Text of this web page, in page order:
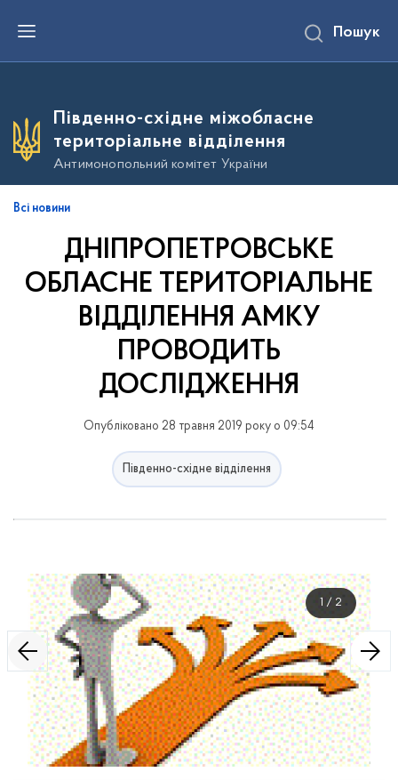
е
о
о
в
Пошук
Південно-східне міжобласне
територіальне відділення
Антимонопольний комітет України
Всі новини
ДНІПРОПЕТРОВСЬКЕ
ОБЛАСНЕ ТЕРИТОРІАЛЬНЕ
ВІДДІЛЕННЯ АМКУ
ПРОВОДИТЬ
ДОСЛІДЖЕННЯ
Опубліковано 28 травня 2019 року о 09:54
Південно-східне відділення
1 / 2